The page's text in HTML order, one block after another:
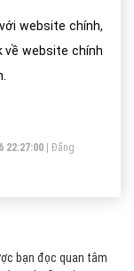
website chính,
website chính
22:27:00
Đăng
bạn đọc quan tâm